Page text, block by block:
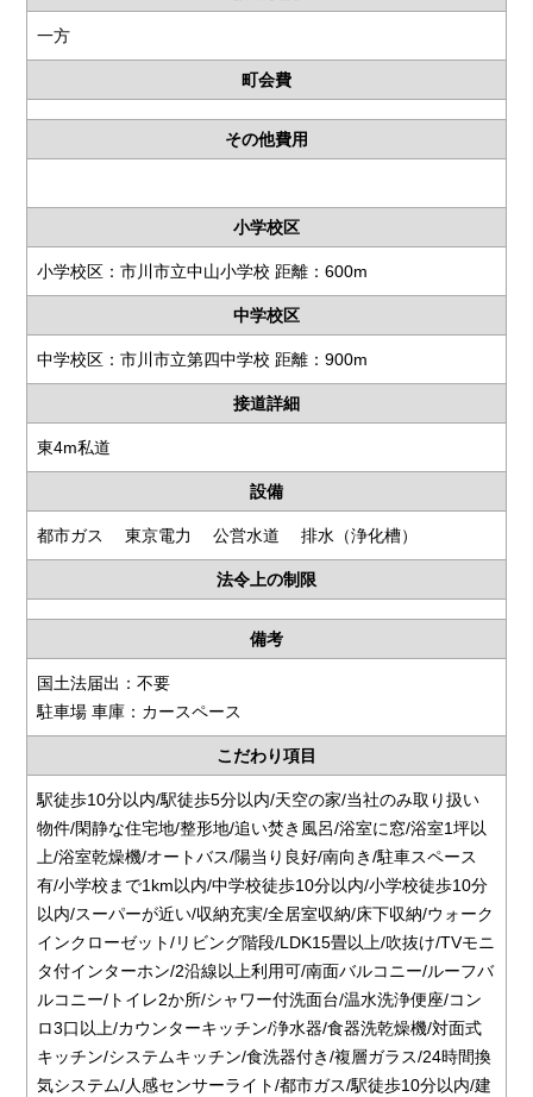
一方
町会費
その他費用
小学校区
小学校区：市川市立中山小学校 距離：600m
中学校区
中学校区：市川市立第四中学校 距離：900m
接道詳細
東4m私道
設備
都市ガス 東京電力 公営水道 排水（浄化槽）
法令上の制限
備考
国土法届出：不要
駐車場 車庫：カースペース
こだわり項目
駅徒歩10分以内/駅徒歩5分以内/天空の家/当社のみ取り扱い
物件/閑静な住宅地/整形地/追い焚き風呂/浴室に窓/浴室1坪以
上/浴室乾燥機/オートバス/陽当り良好/南向き/駐車スペース
有/小学校まで1km以内/中学校徒歩10分以内/小学校徒歩10分
以内/スーパーが近い/収納充実/全居室収納/床下収納/ウォーク
インクローゼット/リビング階段/LDK15畳以上/吹抜け/TVモニ
タ付インターホン/2沿線以上利用可/南面バルコニー/ルーフバ
ルコニー/トイレ2か所/シャワー付洗面台/温水洗浄便座/コン
ロ3口以上/カウンターキッチン/浄水器/食器洗乾燥機/対面式
キッチン/システムキッチン/食洗器付き/複層ガラス/24時間換
気システム/人感センサーライト/都市ガス/駅徒歩10分以内/建